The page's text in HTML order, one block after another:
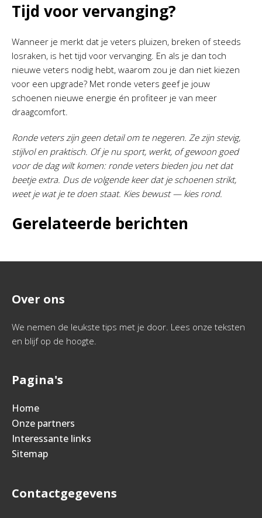
Tijd voor vervanging?
Wanneer je merkt dat je veters pluizen, breken of steeds
losraken, is het tijd voor vervanging. En als je dan toch
nieuwe veters nodig hebt, waarom zou je dan niet kiezen
voor een upgrade? Met ronde veters geef je jouw
schoenen nieuwe energie én profiteer je van meer
draagcomfort.
Ronde veters zijn geen detail om te negeren. Ze zijn stevig,
stijlvol en praktisch. Of je nu sport, werkt, of gewoon goed
voor de dag wilt komen: ronde veters bieden jou net dat
beetje extra. Dus de volgende keer dat je schoenen strikt,
weet je wat je te doen staat. Kies bewust — kies rond.
Gerelateerde berichten
Over ons
We nemen de leukste tips met je door. Lees onze teksten
en blijf op de hoogte.
Pagina's
Home
Onze partners
Interessante links
Sitemap
Contactgegevens